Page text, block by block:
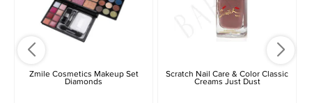
Zmile Cosmetics Makeup Set
Diamonds
Scratch Nail Care & Color Classic
Creams Just Dust